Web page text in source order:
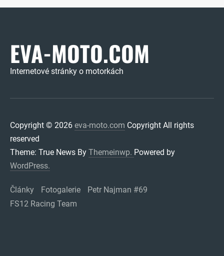
EVA-MOTO.COM
Internetové stránky o motorkách
Copyright © 2026 eva-moto.com Copyright All rights
reserved
Theme: True News By Themeinwp. Powered by
WordPress.
Články Fotogalerie
Petr Najman #69
FS12 Racing Team